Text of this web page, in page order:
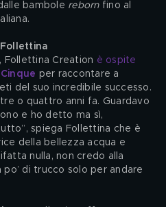
bambole reborn fino al
Follettina Creation è ospite
per raccontare a
del suo incredibile successo.
o quattro anni fa. Guardavo
e ho detto ma sì,
spiega Follettina che è
della bellezza acqua e
nulla, non credo alla
di trucco solo per andare